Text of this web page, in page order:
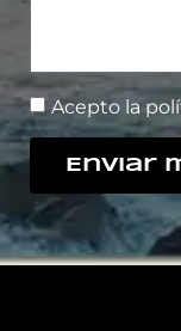
Acepto la
Enviar